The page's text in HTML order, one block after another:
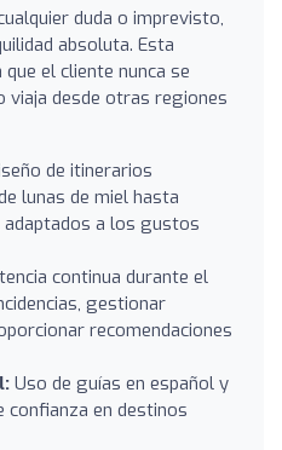
duda o imprevisto,
absoluta. Esta
el cliente nunca se
viaja desde otras regiones
de itinerarios
lunas de miel hasta
a los gustos
continua durante el
gestionar
recomendaciones
Uso de guías en español y
en destinos